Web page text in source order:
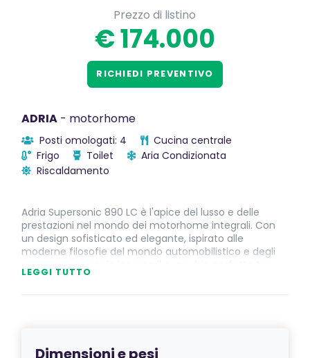
Prezzo di listino
€ 174.000
RICHIEDI PREVENTIVO
ADRIA - motorhome
Posti omologati: 4
Cucina centrale
Frigo
Toilet
Aria Condizionata
Riscaldamento
Adria Supersonic 890 LC è l'apice del lusso e delle
prestazioni nel mondo dei motorhome integrali. Con
un design sofisticato ed elegante, ispirato alle
moderne filosofie del mondo automobilistico e degli
estetica e funzionalità per gli appassionati di viaggi di
LEGGI TUTTO
Dimensioni e pesi